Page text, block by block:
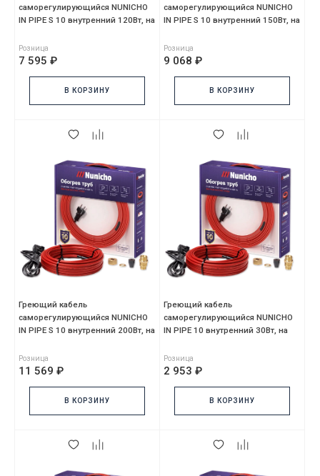
саморегулирующийся NUNICHO
IN PIPE S 10 внутренний 120Вт, на
Розница
7 595 ₽
В КОРЗИНУ
саморегулирующийся NUNICHO
IN PIPE S 10 внутренний 150Вт, на
Розница
9 068 ₽
В КОРЗИНУ
Греющий кабель
саморегулирующийся NUNICHO
IN PIPE S 10 внутренний 200Вт, на
Розница
11 569 ₽
В КОРЗИНУ
Греющий кабель
саморегулирующийся NUNICHO
IN PIPE 10 внутренний 30Вт, на
Розница
2 953 ₽
В КОРЗИНУ